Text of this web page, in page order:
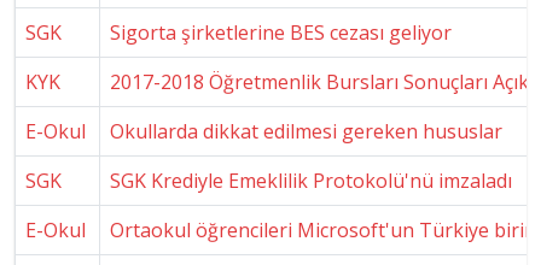
SGK
Sigorta şirketlerine BES cezası geliyor
KYK
2017-2018 Öğretmenlik Bursları Sonuçları
E-Okul
Okullarda dikkat edilmesi gereken hususlar
SGK
SGK Krediyle Emeklilik Protokolü'nü imzaladı
E-Okul
Ortaokul öğrencileri Microsoft'un Türkiye